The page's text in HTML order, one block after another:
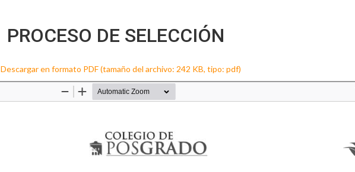
PROCESO DE SELECCIÓN
Descargar en formato PDF (tamaño del archivo: 242 KB, tipo: pdf)